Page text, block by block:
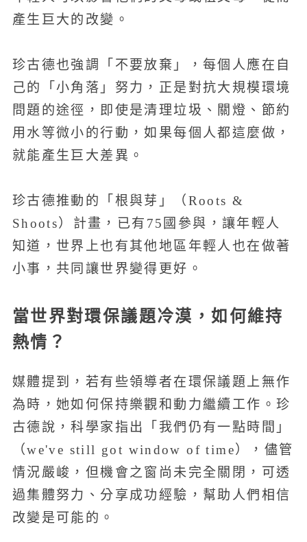
產生巨大的改變。
珍古德也強調「不要放棄」，每個人應在自
己的「小角落」努力，正是對抗大規模環境
問題的途徑，即使是清理垃圾、關燈、節約
用水等微小的行動，如果每個人都這麼做，
就能產生巨大差異。
珍古德推動的「根與芽」（Roots &
Shoots）計畫，已有75國參與，讓年輕人
知道，世界上也有其他地區年輕人也在做著
小事，共同讓世界變得更好。
當世界對環保議題冷漠，如何維持
熱情？
媒體提到，若有些領導者在環保議題上無作
為時，她如何保持樂觀和動力繼續工作。珍
古德說，科學家指出「我們仍有一點時間」
（we've still got window of time），儘管
情況嚴峻，但機會之窗尚未完全關閉，可透
過集體努力、分享成功經驗，幫助人們相信
改變是可能的。